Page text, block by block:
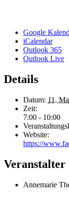
Google
iCalendar
Outlook 365
Outlook Live
Details
Datum: 11.
Zeit:
7:00 - 10:00
Website:
https://
Veranstalter
Annemarie